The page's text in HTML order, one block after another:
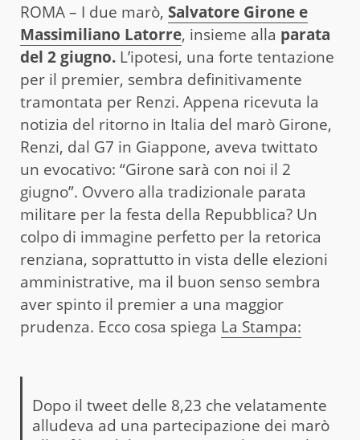
ROMA – I due marò, Salvatore Girone e
Massimiliano Latorre, insieme alla parata
del 2 giugno. L’ipotesi, una forte tentazione
per il premier, sembra definitivamente
tramontata per Renzi. Appena ricevuta la
notizia del ritorno in Italia del marò Girone,
Renzi, dal G7 in Giappone, aveva twittato
un evocativo: “Girone sarà con noi il 2
giugno”. Ovvero alla tradizionale parata
militare per la festa della Repubblica? Un
colpo di immagine perfetto per la retorica
renziana, soprattutto in vista delle elezioni
amministrative, ma il buon senso sembra
aver spinto il premier a una maggior
prudenza. Ecco cosa spiega La Stampa:
Dopo il tweet delle 8,23 che velatamente
alludeva ad una partecipazione dei marò